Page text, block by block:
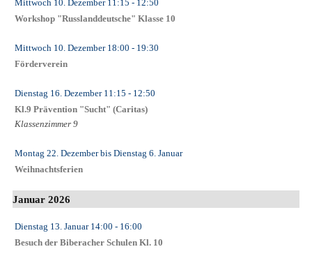
Mittwoch 10. Dezember11:15 - 12:50
Workshop "Russlanddeutsche" Klasse 10
Mittwoch 10. Dezember18:00 - 19:30
Förderverein
Dienstag 16. Dezember11:15 - 12:50
Kl.9 Prävention "Sucht" (Caritas)
Klassenzimmer 9
Montag 22. Dezemberbis Dienstag 6. Januar
Weihnachtsferien
Januar 2026
Dienstag 13. Januar14:00 - 16:00
Besuch der Biberacher Schulen Kl. 10